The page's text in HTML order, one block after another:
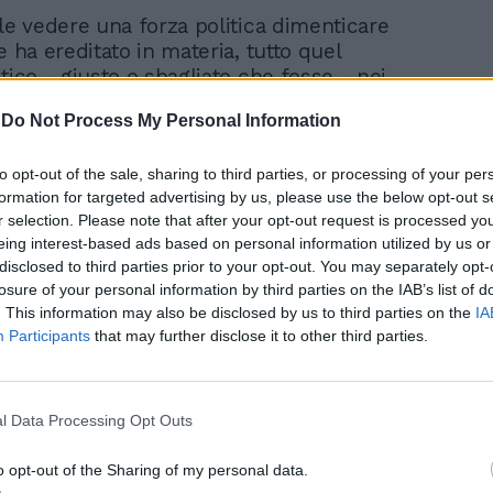
Do Not Process My Personal Information
opt-out of the sale, sharing to third parties, or processing of your
for targeted advertising by us, please use the below opt-out
selection. Please note that after your opt-out request is processed
interest-based ads based on personal information utilized by us
to third parties prior to your opt-out. You may separately
of your personal information by third parties on the IAB’s list of
This information may also be disclosed by us to third parties on the
Participants that may further disclose it to other third parties.
Data Processing Opt Outs
opt-out of the Sharing of my personal data.
vedere una forza politica dimenticare
ha ereditato in materia, tutto quel
- giusto o sbagliato che fosse - nei
tra Est e Ovest" dice il filosofo al Fatto.
Ma siccome questo non succede,
che abbiano dimenticato la propria
sparato a Letta & Co.
Freccero choc: il
bombardamento
a Mariupol è finto, solo
propaganda